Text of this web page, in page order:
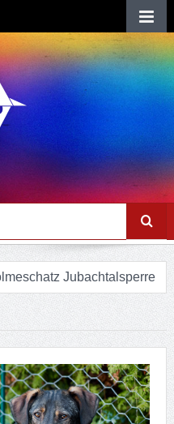
Jubachtalsperre